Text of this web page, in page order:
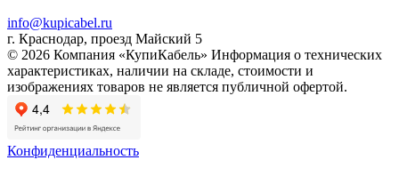
info@kupicabel.ru
г. Краснодар, проезд Майский 5
© 2026 Компания «КупиКабель» Информация о технических
характеристиках, наличии на складе, стоимости и
изображениях товаров не является публичной офертой.
Конфиденциальность